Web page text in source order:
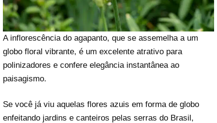
A inflorescência do agapanto, que se assemelha a um
globo floral vibrante, é um excelente atrativo para
polinizadores e confere elegância instantânea ao
paisagismo.
Se você já viu aquelas flores azuis em forma de globo
enfeitando jardins e canteiros pelas serras do Brasil,